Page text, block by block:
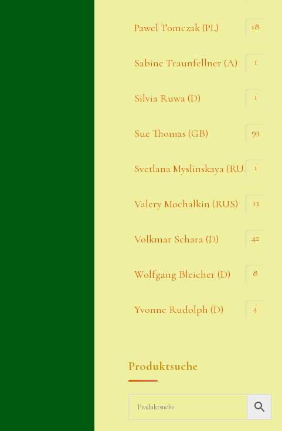
Pawel Tomczak (PL) 18
Sabine Traunfellner (A) 1
Silvia Ruwa (D) 1
Sue Thomas (GB) 93
Svetlana Myslinskaya (RUS) 1
Valery Mochalkin (RUS) 13
Volkmar Schara (D) 42
Wolfgang Bleicher (D) 8
Yvonne Rudolph (D) 4
Produktsuche